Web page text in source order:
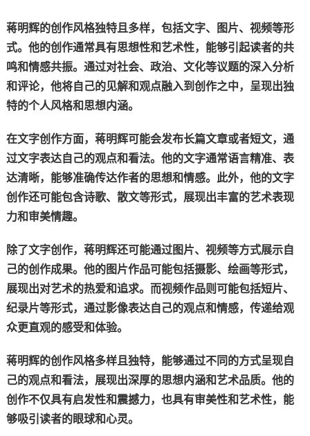
蒋明辉的创作风格独特且多样，包括文字、图片、视频等形
式。他的创作通常具有思想性和艺术性，能够引起读者的共
鸣和情感共振。通过对社会、政治、文化等议题的深入分析
和评论，他将自己的见解和观点融入到创作之中，呈现出独
特的个人风格和思想内涵。
在文字创作方面，蒋明辉可能会发布长篇文章或者短文，通
过文字表达自己的观点和看法。他的文字通常语言精准、表
达清晰，能够准确传达作者的思想和情感。此外，他的文字
创作还可能包含诗歌、散文等形式，展现出丰富的艺术表现
力和审美情趣。
除了文字创作，蒋明辉还可能通过图片、视频等方式展示自
己的创作成果。他的图片作品可能包括摄影、绘画等形式，
展现出对艺术的热爱和追求。而视频作品则可能包括短片、
纪录片等形式，通过影像表达自己的观点和情感，传递给观
众更直观的感受和体验。
蒋明辉的创作风格多样且独特，能够通过不同的方式呈现自
己的观点和看法，展现出深厚的思想内涵和艺术品质。他的
创作不仅具有启发性和震撼力，也具有审美性和艺术性，能
够吸引读者的眼球和心灵。